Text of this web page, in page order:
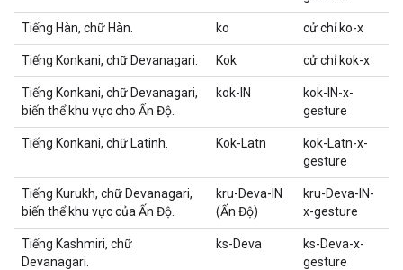
Tiếng Hàn, chữ Hàn. ko cử chỉ ko-x
Tiếng Konkani, chữ Devanagari. Kok cử chỉ kok-x
Tiếng Konkani, chữ Devanagari,
biến thể khu vực cho Ấn Độ.
kok-IN
kok-IN-x-
gesture
Tiếng Konkani, chữ Latinh. Kok-Latn
kok-Latn-x-
gesture
Tiếng Kurukh, chữ Devanagari,
biến thể khu vực của Ấn Độ.
kru-Deva-IN
(Ấn Độ)
kru-Deva-IN-
x-gesture
Tiếng Kashmiri, chữ
Devanagari.
ks-Deva
ks-Deva-x-
gesture